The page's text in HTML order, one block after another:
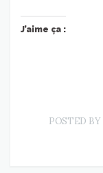
J’aime ça :
POSTED BY